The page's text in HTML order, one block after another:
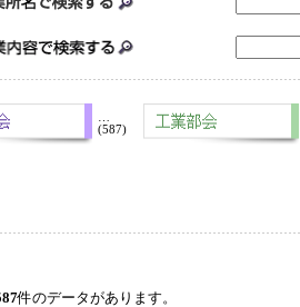
(587)
件のデータがあります。